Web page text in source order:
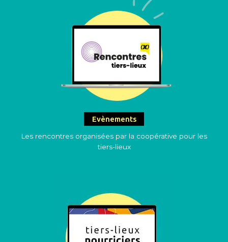
Evènements
Les rencontres organisées par la coopérative pour les
tiers-lieux